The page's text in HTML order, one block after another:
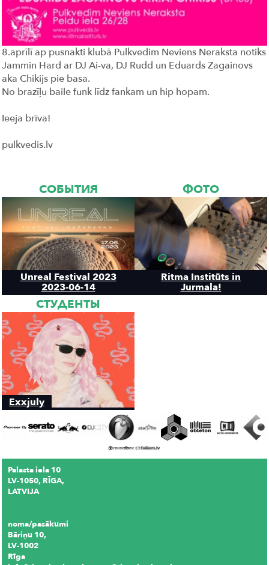
8.aprīlī ap pusnakti klubā Pulkvedim Neviens Neraksta notiks
Jammin Hard ar DJ Ai-va, DJ Rudd un Eduards Zagainovs
aka Chikijs pie basa.
No brazīļu baile funk līdz fankam un hip hopam.
Ieeja brīva!
pulkvedis.lv
СОБЫТИЯ
Unreal Festival 2023
2023-06-14
ФОТО
Ritma Institūts in
Jurmala!
СТУДЕНТЫ
Exxjuly
Palasta iela 10
LV-1050, RĪGA,
LATVIJA
noma/pasākumi
Bāriņu 10,
LV-1002
Rīga